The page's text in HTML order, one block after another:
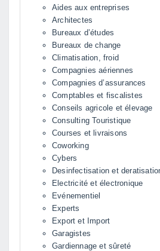
Aides aux entreprises
Architectes
Bureaux d’études
Bureaux de change
Climatisation, froid
Compagnies aériennes
Compagnies d’assurances
Comptables et fiscalistes
Conseils agricole et élevage
Consulting Touristique
Courses et livraisons
Coworking
Cybers
Desinfectisation et
Electricité et électronique
Evénementiel
Experts
Export et Import
Garagistes
Gardiennage et sûreté